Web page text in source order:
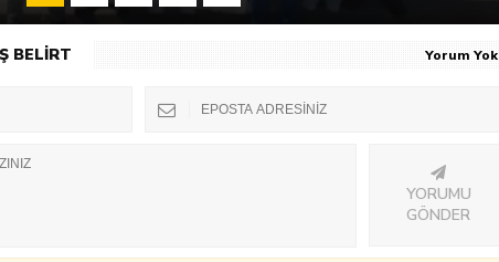
BELİRT Yorum Yok
YORUMU
GÖNDER